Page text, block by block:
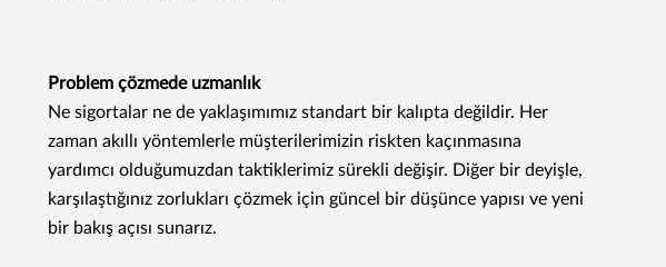
Problem çözmede uzmanlık
Ne sigortalar ne de yaklaşımımız standart bir kalıpta değildir. Her
zaman akıllı yöntemlerle müşterilerimizin riskten kaçınmasına
yardımcı olduğumuzdan taktiklerimiz sürekli değişir. Diğer bir deyişle,
karşılaştığınız zorlukları çözmek için güncel bir düşünce yapısı ve yeni
bir bakış açısı sunarız.